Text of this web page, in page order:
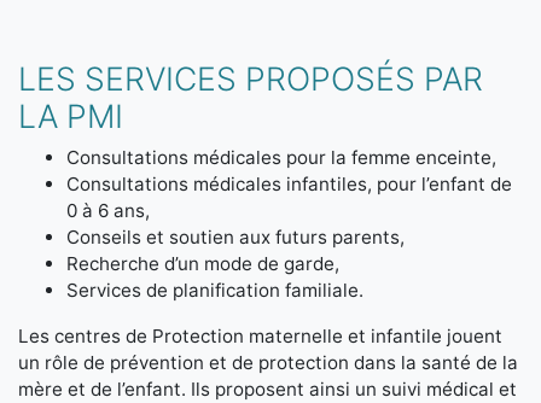
LES SERVICES PROPOSÉS PAR
LA PMI
Consultations médicales pour la femme enceinte,
Consultations médicales infantiles, pour l’enfant de
0 à 6 ans,
Conseils et soutien aux futurs parents,
Recherche d’un mode de garde,
Services de planification familiale.
Les centres de Protection maternelle et infantile jouent
un rôle de prévention et de protection dans la santé de la
mère et de l’enfant. Ils proposent ainsi un suivi médical et